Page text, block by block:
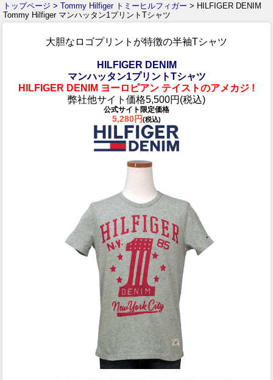
トップページ > Tommy Hilfiger トミーヒルフィガー > HILFIGER DENIM
Tommy Hilfiger マンハッタン1プリントTシャツ
大胆なロゴプリントが特徴の半袖Tシャツ
HILFIGER DENIM
マンハッタン1プリントTシャツ
HILFIGER DENIM ヨーロピアン テイストのアメカジ !
弊社他サイト価格5,500円(税込)
公式サイト限定価格
5,280円(税込)